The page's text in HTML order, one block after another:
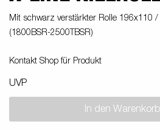
Boots-Anhänger
Anhänger für
Schwerlast-Anhänger
Anhänger für
Ersatzteile
Mit schwarz verstärkter Rolle 196x110
(1800BSR-2500TBSR)
Kontakt Shop für Produkt
UVP
In den Warenkorb